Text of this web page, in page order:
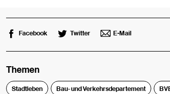
Facebook Twitter E-Mail
Themen
Stadtleben Bau- und Verkehrsdepartement